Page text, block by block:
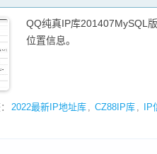
QQ纯真IP库201407MySQL
位置信息。
2022最新IP地址库 , CZ88IP库 ,